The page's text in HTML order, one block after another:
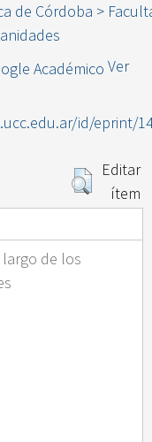
de Córdoba >
Ver
id/eprint/
Editar
ítem
de los